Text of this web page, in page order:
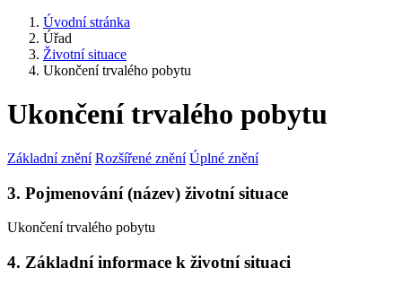
Úvodní stránka
Úřad
Životní situace
Ukončení trvalého pobytu
Ukončení trvalého pobytu
Základní znění Rozšířené znění Úplné znění
3. Pojmenování (název) životní situace
Ukončení trvalého pobytu
4. Základní informace k životní situaci